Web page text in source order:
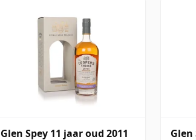
Glen Spey 11 jaar oud 2011
Glen